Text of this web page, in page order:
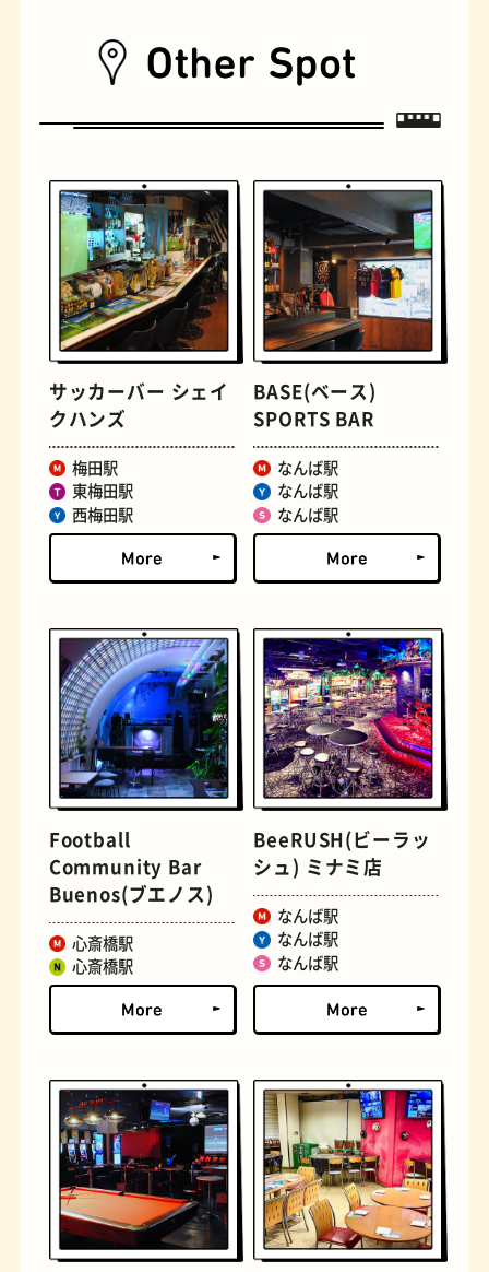
お好み焼き
握り寿司 花屋
定食 おいもスイーツ
文学碑 ジェラート
サッカーバー シェイ
クハンズ
梅田駅
東梅田駅
西梅田駅
BASE(ベース)
SPORTS BAR
なんば駅
なんば駅
なんば駅
Football
Community Bar
Buenos(ブエノス)
心斎橋駅
心斎橋駅
BeeRUSH(ビーラッ
シュ) ミナミ店
なんば駅
なんば駅
なんば駅